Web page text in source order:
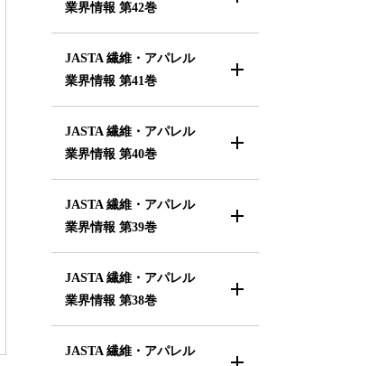
業界情報 第42巻
JASTA 繊維・アパレル
業界情報 第41巻
JASTA 繊維・アパレル
業界情報 第40巻
JASTA 繊維・アパレル
業界情報 第39巻
JASTA 繊維・アパレル
業界情報 第38巻
JASTA 繊維・アパレル